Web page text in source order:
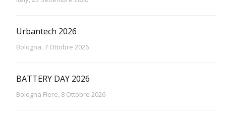
Urbantech 2026
Bologna, 7 Ottobre 2026
BATTERY DAY 2026
Bologna Fiere, 8 Ottobre 2026